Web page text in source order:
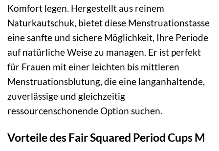
Komfort legen. Hergestellt aus reinem
Naturkautschuk, bietet diese Menstruationstasse
eine sanfte und sichere Möglichkeit, Ihre Periode
auf natürliche Weise zu managen. Er ist perfekt
für Frauen mit einer leichten bis mittleren
Menstruationsblutung, die eine langanhaltende,
zuverlässige und gleichzeitig
ressourcenschonende Option suchen.
Vorteile des Fair Squared Period Cups M